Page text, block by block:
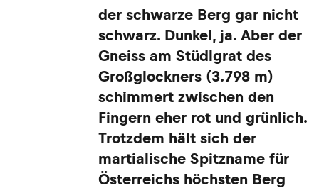
der schwarze Berg gar nicht
schwarz. Dunkel, ja. Aber der
Gneiss am Stüdlgrat des
Großglockners (3.798 m)
schimmert zwischen den
Fingern eher rot und grünlich.
Trotzdem hält sich der
martialische Spitzname für
Österreichs höchsten Berg